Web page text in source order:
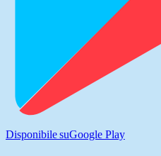
Disponibile suGoogle Play